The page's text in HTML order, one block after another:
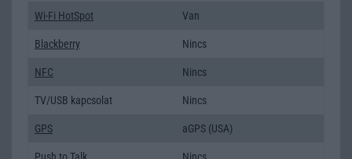
Wi-Fi HotSpot Van
Blackberry Nincs
NFC Nincs
TV/USB kapcsolat Nincs
GPS aGPS (USA)
Push to Talk Nincs